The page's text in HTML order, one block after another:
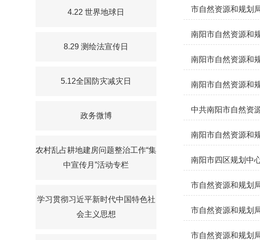
4.22 世界地球日
8.29 测绘法宣传日
5.12全国防灾减灾日
政务微博
农村乱占耕地建房问题整治工作“集
中宣传月”活动专栏
学习贯彻习近平新时代中国特色社
会主义思想
市自然资源和规划
南阳市自然资源和
南阳市自然资源和
南阳市自然资源和
中共南阳市自然资
南阳市自然资源和
南阳市四区规划中
市自然资源和规划
市自然资源和规划
市自然资源和规划